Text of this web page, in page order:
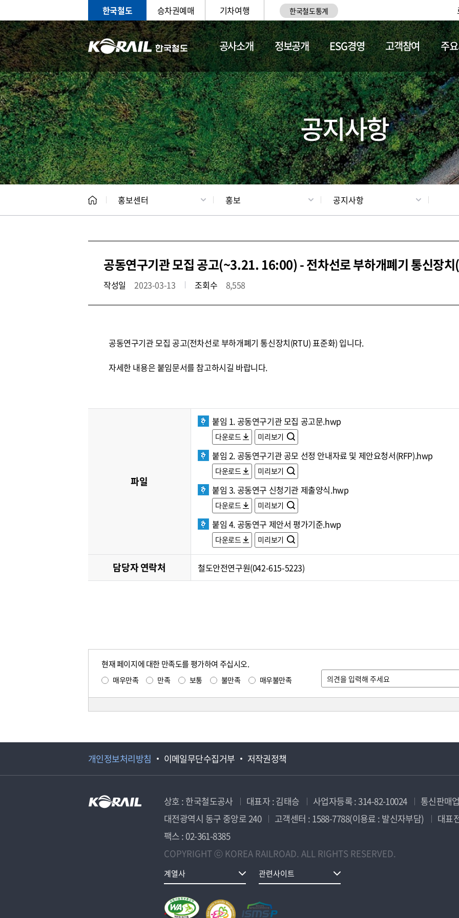
한국철도 승차권예매 기차여행 한국철도통계
공사소개 정보공개 ESG경영 고객참여 주
홍보 문화사업 갤러리 기차소개
공지사항
홍보센터 홍보 공지사항
공동연구기관 모집 공고(~3.21. 16:00) - 전차선로 부하개폐기 통신장
작성일 2023-03-13 조회수 8,558
공동연구기관 모집 공고(전차선로 부하개폐기 통신장치(RTU) 표준화) 입니다.
자세한 내용은 붙임문서를 참고하시길 바랍니다.
파일
붙임 1. 공동연구기관 모집 공고문.hwp
다운로드 미리보기
붙임 2. 공동연구기관 공모 선정 안내자료 및 제안요청서(RFP).hwp
다운로드 미리보기
붙임 3. 공동연구 신청기관 제출양식.hwp
다운로드 미리보기
붙임 4. 공동연구 제안서 평가기준.hwp
다운로드 미리보기
담당자 연락처 철도안전연구원(042-615-5223)
현재 페이지에 대한 만족도를 평가하여 주십시오.
매우만족 만족 보통 불만족 매우불만족
개인정보처리방침 이메일무단수집거부 저작권정책
상호 : 한국철도공사 대표자 : 김태승 사업자등록 : 314-82-10024
통신판매
대전광역시 동구 중앙로 240
고객센터 : 1588-7788(이용료 : 발신자부담)
대표
팩스 : 02-361-8385
COPYRIGHT ⓒ KOREA RAILROAD. ALL RIGHTS RESERVED.
계열사 관련사이트